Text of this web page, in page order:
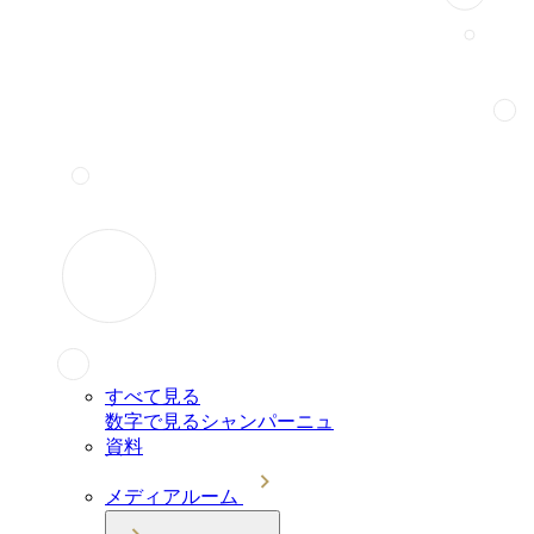
すべて見る
数字で見るシャンパーニュ
資料
メディアルーム